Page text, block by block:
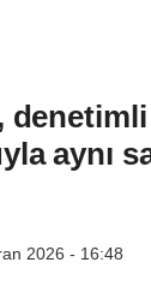
aynı
2026 - 16:48